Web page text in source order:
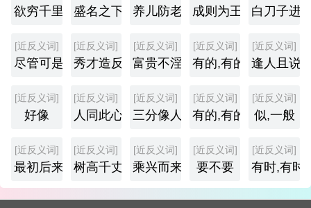
欲穷千里目,更上一层楼
盛名之下,其实难副养儿防老,积谷防饥成则为王,败则为寇
白刀子进,
[近反义词]
尽管可是
[近反义词]
秀才造反,三年不成
[近反义词]
富贵不淫,威武不屈
[近反义词]
有的,有的
[近反义词]
逢人且说
[近反义词]
好像
[近反义词]
人同此心,心同此理
[近反义词]
三分像人,七分像鬼
[近反义词]
有的,有的,还有的
[近反义词]
似,一般
[近反义词]
最初后来
[近反义词]
树高千丈,叶落归根
[近反义词]
乘兴而来,败兴而归
[近反义词]
要不要
[近反义词]
有时,有时